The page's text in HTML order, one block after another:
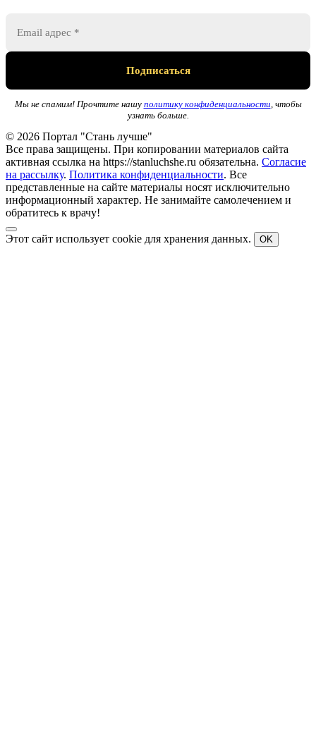
Мы не спамим! Прочтите нашу политику конфиденциальности , чтобы
узнать больше.
© 2026 Портал "Стань лучше"
Все права защищены. При копировании материалов сайта
активная ссылка на https://stanluchshe.ru обязательна. Согласие
на рассылку. Политика конфиденциальности. Все
представленные на сайте материалы носят исключительно
информационный характер. Не занимайте самолечением и
обратитесь к врачу!
Этот сайт использует cookie для хранения данных. OK